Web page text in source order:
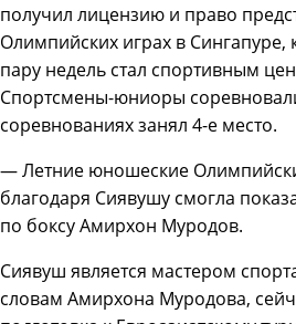
получил лицензию и право
Олимпийских играх в Сингапуре,
пару недель стал спортивным
Спортсмены-юниоры
соревнованиях занял 4-е место.
— Летние юношеские
благодаря Сиявушу смогла
по боксу Амирхон Муродов.
Сиявуш является мастером
словам Амирхона Муродова,